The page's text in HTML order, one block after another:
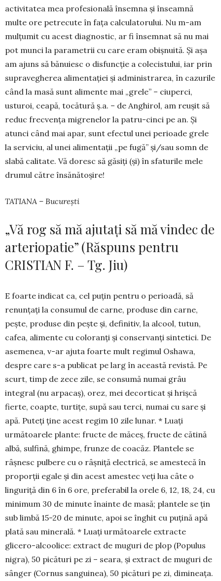
activitatea mea profesională în­sem­na și înseamnă
multe ore petrecute în fața cal­culato­ru­lui. Nu m-am
mulțumit cu acest diagnostic, ar fi în­sem­nat să nu mai
pot munci la pa­rametrii cu care eram obișnuită. Și așa
am ajuns să bă­nuiesc o disfuncție a colecis­tului, iar prin
supra­vegherea alimentației și ad­ministrarea, în cazurile
când la masă sunt alimente mai „grele” – ciuperci,
usturoi, ceapă, tocătură ș.a. – de Anghirol, am reușit să
re­duc frecvența mi­gre­nelor la patru-cinci pe an. Și
atunci când mai apar, sunt efec­tul unei perioade grele
la serviciu, al unei alimentații „pe fu­gă” și/sau somn de
slabă calitate. Vă doresc să găsiți (și) în sfaturile mele
drumul către însănătoșire!
TATIANA – București
„Vă rog să mă ajutați să mă vindec de
arteriopatie” (Răspuns pentru
CRISTIAN F. – Tg. Jiu)
E foarte indicat ca, cel puțin pentru o perioadă, să
renunțați la consumul de carne, produse din car­ne,
pește, produse din pește și, definitiv, la alcool, tutun,
cafea, alimente cu coloranți și conservanți sintetici. De
asemenea, v-ar ajuta foarte mult re­gimul Oshawa,
despre care s-a publicat pe larg în această revistă. Pe
scurt, timp de zece zile, se consumă numai grâu
integral (nu arpacaș), orez, mei decorticat și hrișcă
fierte, coapte, turtițe, supă sau terci, numai cu sare și
apă. Puteți ține acest re­gim 10 zile lunar. * Luați
următoarele plante: fruc­te de măceș, fructe de cătină
albă, sulfină, ghim­pe, frunze de coacăz. Plantele se
râșnesc pul­bere cu o râșniță electrică, se amestecă în
pro­porții egale și din acest amestec veți lua câte o
linguriță din 6 în 6 ore, preferabil la orele 6, 12, 18, 24, cu
minimum 30 de minute înainte de masă; plantele se țin
sub limbă 15-20 de minute, apoi se înghit cu puțină apă
plată sau minerală. * Luați următoarele extracte
glicero-alcoolice: extract de muguri de plop (Populus
nigra), 50 picături pe zi – seara, și extract de muguri de
sânger (Cornus sanguinea), 50 picături pe zi, dimineața.